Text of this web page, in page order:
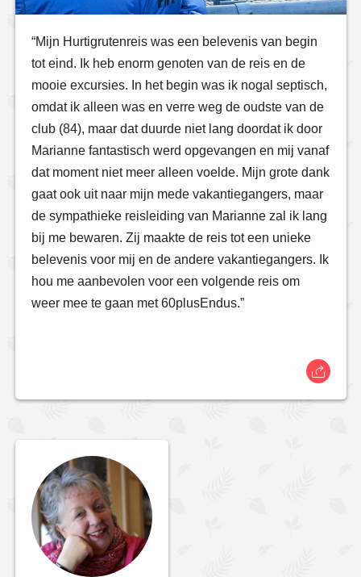
“Mijn Hurtigrutenreis was een belevenis van begin
tot eind. Ik heb enorm genoten van de reis en de
mooie excursies. In het begin was ik nogal septisch,
omdat ik alleen was en verre weg de oudste van de
club (84), maar dat duurde niet lang doordat ik door
Marianne fantastisch werd opgevangen en mij vanaf
dat moment niet meer alleen voelde. Mijn grote dank
gaat ook uit naar mijn mede vakantiegangers, maar
de sympathieke reisleiding van Marianne zal ik lang
bij me bewaren. Zij maakte de reis tot een unieke
belevenis voor mij en de andere vakantiegangers. Ik
hou me aanbevolen voor een volgende reis om
weer mee te gaan met 60plusEndus.”